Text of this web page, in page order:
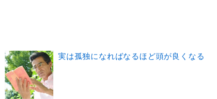
実は孤独になればなるほど頭が良くなる